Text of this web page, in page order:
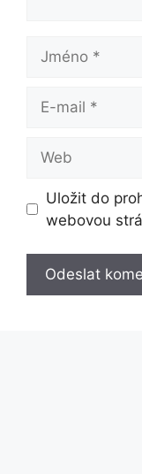
Jméno
mail
Uložit do
webovou